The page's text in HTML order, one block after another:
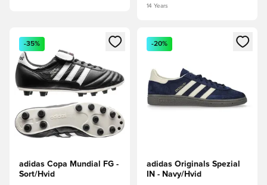
14 Years
Åbner en Modal til at logge ind eller tilmelde dig som
-35%
adidas Copa Mundial FG -
Sort/Hvid
Åbner en Modal til at logge
-20%
adidas Originals Spezial
IN - Navy/Hvid